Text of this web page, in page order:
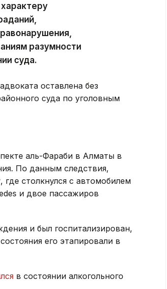
разумности
суда.
оставлена без
суда по уголовным
аль-Фараби в Алматы в
По данным следствия,
столкнулся с автомобилем
и двое пассажиров
и был госпитализирован,
его этапировали в
в состоянии алкогольного